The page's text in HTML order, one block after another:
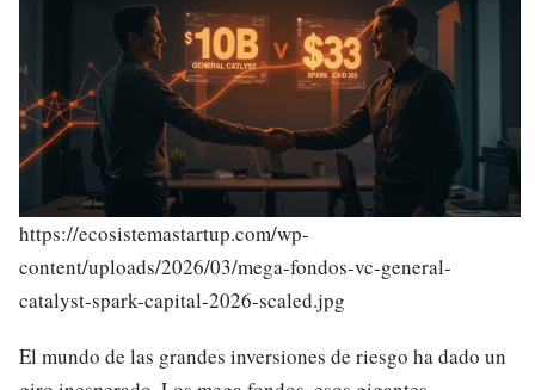
https://ecosistemastartup.com/wp-
content/uploads/2026/03/mega-fondos-vc-general-
catalyst-spark-capital-2026-scaled.jpg
El mundo de las grandes inversiones de riesgo ha dado un